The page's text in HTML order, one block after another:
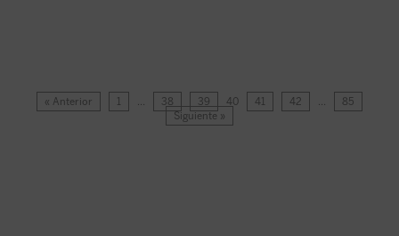
« Anterior 1 … 38 39 40 41 42 …
85
Siguiente »